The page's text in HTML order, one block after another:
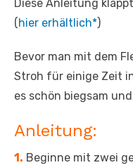
Diese Anleitung
(hier erhältlich*)
Bevor man mit dem
Stroh für einige Zeit
es schön biegsam
Anleitung:
1. Beginne mit zwei